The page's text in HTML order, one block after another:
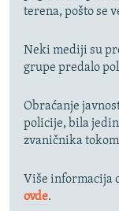
terena, pošto se
Neki mediji su
grupe predalo
Obraćanje
policije, bila
zvaničnika
Više informacija
ovde.